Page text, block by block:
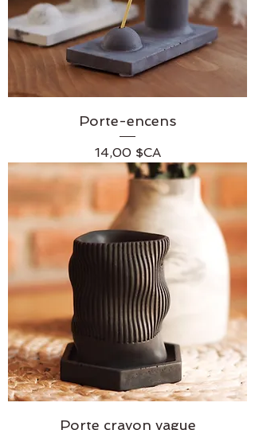
Porte-encens
Prix
14,00 $CA
Porte crayon vague